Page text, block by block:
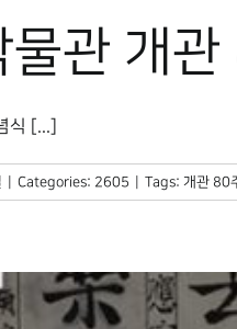
관 개
식 [...]
Categories: 2605 Tags: 개관 80